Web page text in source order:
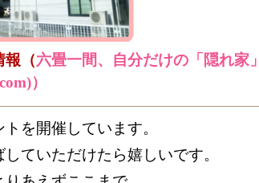
報（六畳一間、自分だけの「隠れ家
）
を開催しています。
ていただけたら嬉しいです。